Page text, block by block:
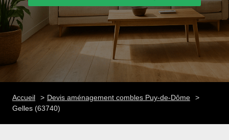
Accueil
Devis aménagement combles Puy-de-Dôme
Gelles (63740)